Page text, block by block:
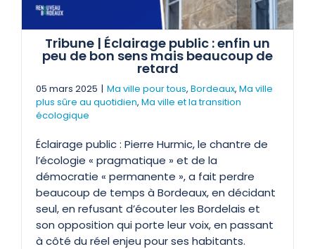
Tribune | Éclairage public : enfin un
peu de bon sens mais beaucoup de
retard
05 mars 2025 | Ma ville pour tous, Bordeaux, Ma ville
plus sûre au quotidien, Ma ville et la transition
écologique
Éclairage public : Pierre Hurmic, le chantre de
l’écologie « pragmatique » et de la
démocratie « permanente », a fait perdre
beaucoup de temps à Bordeaux, en décidant
seul, en refusant d’écouter les Bordelais et
son opposition qui porte leur voix, en passant
à côté du réel enjeu pour ses habitants.